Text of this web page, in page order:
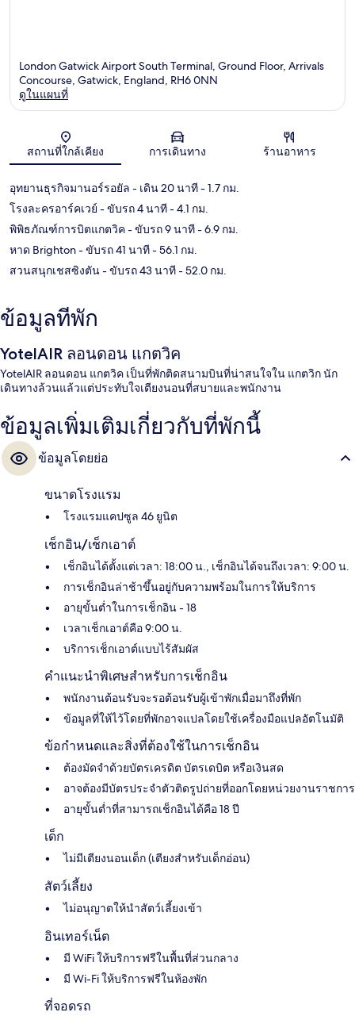
แผนที่
London Gatwick Airport South Terminal, Ground Floor, Arrivals
Concourse, Gatwick, England, RH6 0NN
ดูในแผนที่
สถานที่ใกล้เคียง การเดินทาง ร้านอาหาร
อุทยานธุรกิจมานอร์รอยัล - เดิน 20 นาที- 1.7 กม.
โรงละครอาร์คเวย์ - ขับรถ 4 นาที- 4.1 กม.
พิพิธภัณฑ์การบิตแกตวิค- ขับรถ 9 นาที- 6.9 กม.
หาด Brighton- ขับรถ 41 นาที- 56.1 กม.
สวนสนุกเชสซิงตัน- ขับรถ 43 นาที- 52.0 กม.
ข้อมูลที่พัก
YotelAIR ลอนดอน แกตวิค
YotelAIR ลอนดอน แกตวิค เป็นที่พักติดสนามบินที่น่าสนใจใน แกตวิก นัก
เดินทางล้วนแล้วแต่ประทับใจเตียงนอนที่สบายและพนักงาน
ข้อมูลเพิ่มเติมเกี่ยวกับที่พักนี้
ข้อมูลโดยย่อ
ขนาดโรงแรม
โรงแรมแคปซูล 46 ยูนิต
เช็กอิน/เช็กเอาต์
เช็กอินได้ตั้งแต่เวลา: 18:00 น., เช็กอินได้จนถึงเวลา: 9:00 น.
การเช็กอินล่าช้าขึ้นอยู่กับความพร้อมในการให้บริการ
อายุขั้นต่ำในการเช็กอิน - 18
เวลาเช็กเอาต์คือ 9:00 น.
บริการเช็กเอาต์แบบไร้สัมผัส
คำแนะนำพิเศษสำหรับการเช็กอิน
พนักงานต้อนรับจะรอต้อนรับผู้เข้าพักเมื่อมาถึงที่พัก
ข้อมูลที่ให้ไว้โดยที่พักอาจแปลโดยใช้เครื่องมือแปลอัตโนมัติ
ข้อกำหนดและสิ่งที่ต้องใช้ในการเช็กอิน
ต้องมัดจำด้วยบัตรเครดิต บัตรเดบิต หรือเงินสด
อาจต้องมีบัตรประจำตัวติดรูปถ่ายที่ออกโดยหน่วยงานราชการ
อายุขั้นต่ำที่สามารถเช็กอินได้คือ 18 ปี
เด็ก
ไม่มีเตียงนอนเด็ก (เตียงสำหรับเด็กอ่อน)
สัตว์เลี้ยง
ไม่อนุญาตให้นำสัตว์เลี้ยงเข้า
อินเทอร์เน็ต
มี WiFi ให้บริการฟรีในพื้นที่ส่วนกลาง
มี Wi-Fi ให้บริการฟรีในห้องพัก
ที่จอดรถ